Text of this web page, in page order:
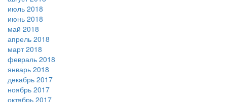
июль 2018
июнь 2018
май 2018
апрель 2018
март 2018
февраль 2018
январь 2018
декабрь 2017
ноябрь 2017
октябрь 2017